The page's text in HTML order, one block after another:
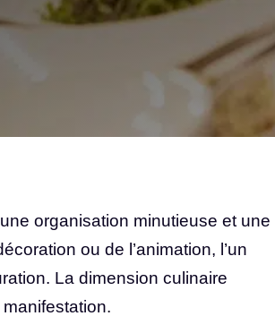
organisation minutieuse et une
ou de l’animation, l’un
La dimension culinaire